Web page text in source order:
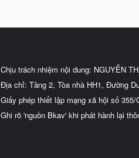
Chịu trách nhiệm nội dung: NGUYỄN
Địa chỉ: Tầng 2, Tòa nhà HH1, Đường
Giấy phép thiết lập mạng xã hội số
Ghi rõ 'nguồn Bkav' khi phát hành lại